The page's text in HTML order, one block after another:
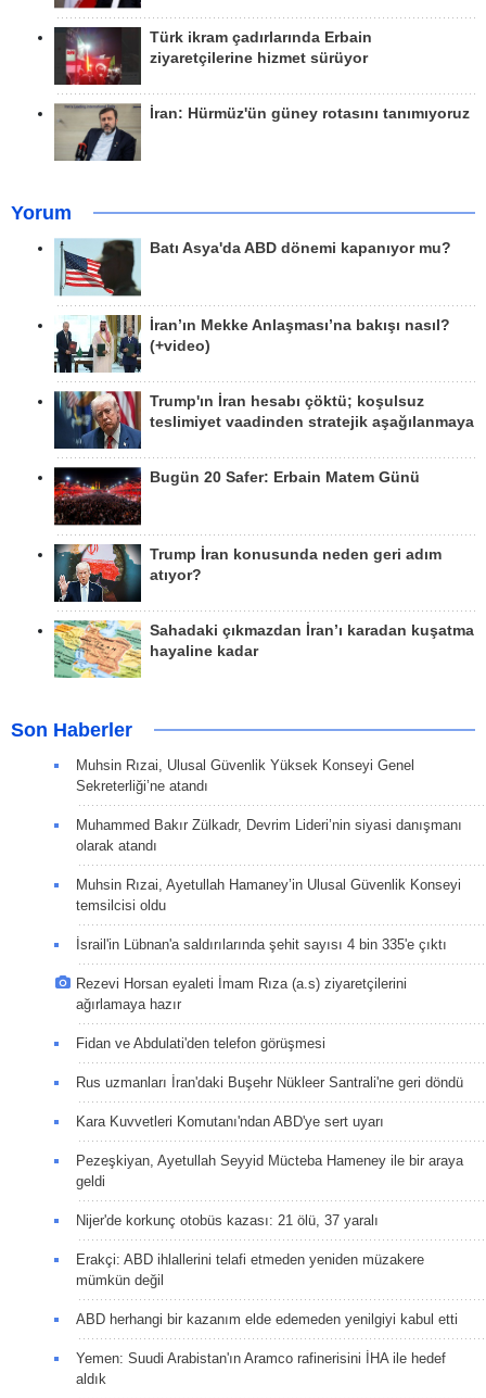
Türk ikram çadırlarında Erbain
ziyaretçilerine hizmet sürüyor
İran: Hürmüz'ün güney rotasını tanımıyoruz
Yorum
Batı Asya'da ABD dönemi kapanıyor mu?
İran’ın Mekke Anlaşması’na bakışı nasıl?
(+video)
Trump'ın İran hesabı çöktü; koşulsuz
teslimiyet vaadinden stratejik aşağılanmaya
Bugün 20 Safer: Erbain Matem Günü
Trump İran konusunda neden geri adım
atıyor?
Sahadaki çıkmazdan İran’ı karadan kuşatma
hayaline kadar
Son Haberler
Muhsin Rızai, Ulusal Güvenlik Yüksek Konseyi Genel
Sekreterliği’ne atandı
Muhammed Bakır Zülkadr, Devrim Lideri’nin siyasi danışmanı
olarak atandı
Muhsin Rızai, Ayetullah Hamaney’in Ulusal Güvenlik Konseyi
temsilcisi oldu
İsrail'in Lübnan'a saldırılarında şehit sayısı 4 bin 335'e çıktı
Rezevi Horsan eyaleti İmam Rıza (a.s) ziyaretçilerini
ağırlamaya hazır
Fidan ve Abdulati'den telefon görüşmesi
Rus uzmanları İran'daki Buşehr Nükleer Santrali'ne geri döndü
Kara Kuvvetleri Komutanı'ndan ABD'ye sert uyarı
Pezeşkiyan, Ayetullah Seyyid Mücteba Hameney ile bir araya
geldi
Nijer'de korkunç otobüs kazası: 21 ölü, 37 yaralı
Erakçi: ABD ihlallerini telafi etmeden yeniden müzakere
mümkün değil
ABD herhangi bir kazanım elde edemeden yenilgiyi kabul etti
Yemen: Suudi Arabistan'ın Aramco rafinerisini İHA ile hedef
aldık